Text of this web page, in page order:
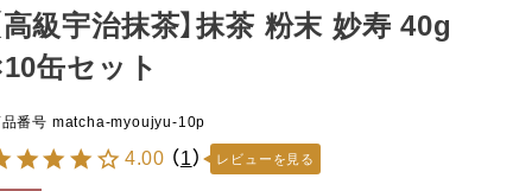
高級宇治抹茶】抹茶 粉末 妙寿 40g
缶セット
番号 matcha-myoujyu-10p
4.00 （1） レビューを見る